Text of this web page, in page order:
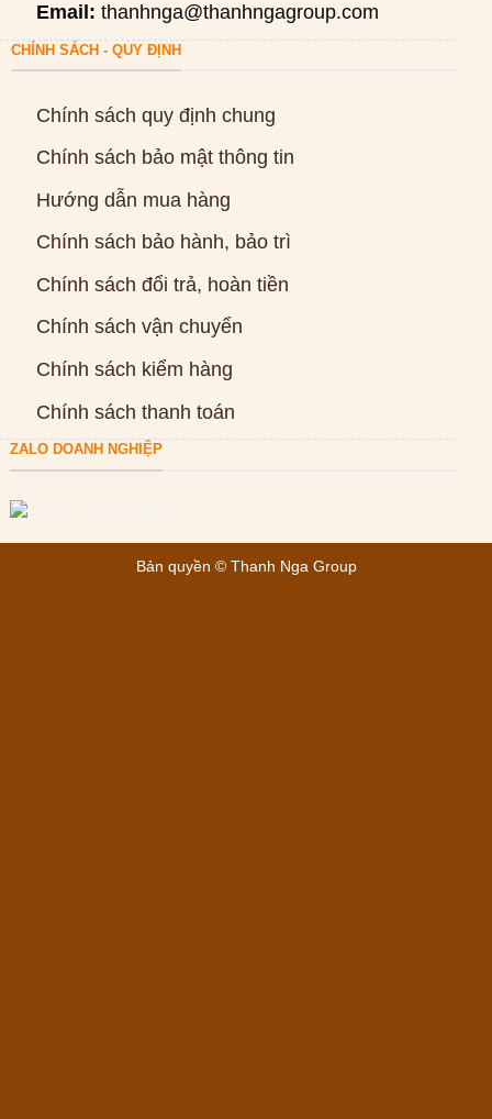
Email: thanhnga@thanhngagroup.com
CHÍNH SÁCH - QUY ĐỊNH
Chính sách quy định chung
Chính sách bảo mật thông tin
Hướng dẫn mua hàng
Chính sách bảo hành, bảo trì
Chính sách đổi trả, hoàn tiền
Chính sách vận chuyển
Chính sách kiểm hàng
Chính sách thanh toán
ZALO DOANH NGHIỆP
Bản quyền © Thanh Nga Group